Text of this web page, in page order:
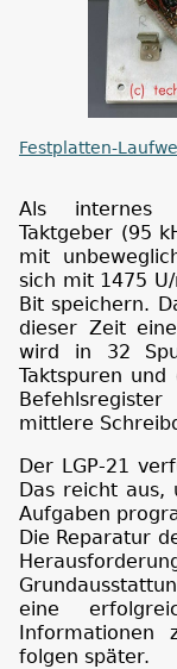
Festplatten-
Als internes
Taktgeber (95
mit
sich mit 1475
Bit speichern.
dieser Zeit
wird in 32
Taktspuren
mittlere
Der LGP-21
Das reicht aus,
Aufgaben
Die Reparatur
eine
Informationen
folgen später.